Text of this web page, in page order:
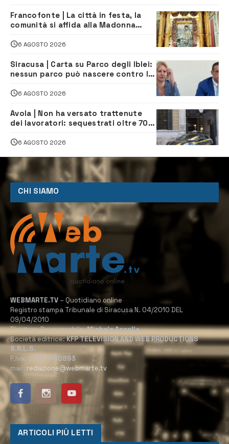
Francofonte | La città in festa, la
comunità si affida alla Madonna
6 AGOSTO 2026
Siracusa | Carta su Parco degli Iblei:
nessun parco può nascere contro le
6 AGOSTO 2026
Avola | Non ha versato trattenute
dei lavoratori: sequestrati oltre 700
climatizzazione
6 AGOSTO 2026
CHI SIAMO
WEBMARTE.TV – Quotidiano online
Registro stampa Tribunale di Siracusa N. 04/2010 DEL
09/04/2010
Direttore Responsabile:Michele Accolla
Società editrice:KFP TELEVISION AND WEB PRODUCTIONS
S.R.L.S.
P.Iva: 02184950893
mail: redazione@webmarte.tv
ARTICOLI PIÙ LETTI